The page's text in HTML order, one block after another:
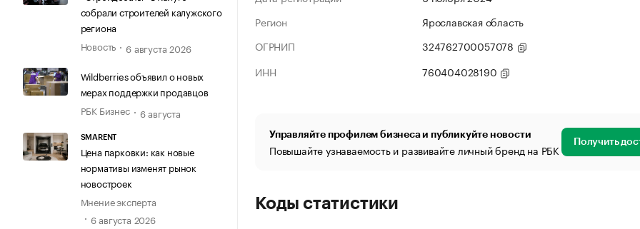
собрали строителей калужского
региона
Новость
6 августа 2026
Wildberries объявил о новых
мерах поддержки продавцов
РБК Бизнес
6 августа
SMARENT
Цена парковки: как новые
нормативы изменят рынок
новостроек
Мнение эксперта
6 августа 2026
Регион
Ярославская область
ОГРНИП
324762700057078
ИНН
760404028190
Управляйте профилем бизнеса и публикуйте новости
Повышайте узнаваемость и развивайте личный бренд на РБК Получить
Коды статистики